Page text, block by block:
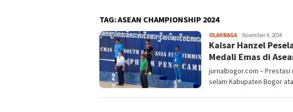
TAG:ASEAN CHAMPIONSHIP 2024
OLAHRAGAAga
Alamanda
November 4, 2024
Kaisar Hanzel
Medali Emas di
jurnalbogor.com –
selam Kabupaten Bogor